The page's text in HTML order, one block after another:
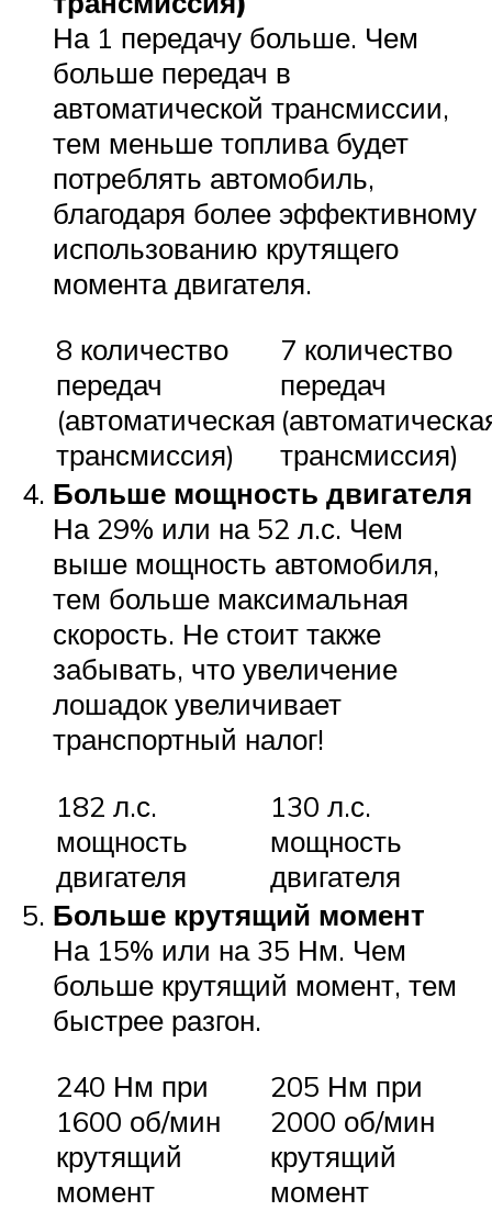
На 1 передачу больше. Чем
больше передач в
автоматической трансмиссии,
тем меньше топлива будет
потреблять автомобиль,
благодаря более эффективному
использованию крутящего
момента двигателя.
8 количество
передач
(автоматическая
трансмиссия)
7 количество
передач
трансмиссия)
Больше мощность двигателя
На 29% или на 52 л.с. Чем
выше мощность автомобиля,
тем больше максимальная
скорость. Не стоит также
забывать, что увеличение
лошадок увеличивает
транспортный налог!
182 л.с.
мощность
двигателя
130 л.с.
мощность
двигателя
Больше крутящий момент
На 15% или на 35 Нм. Чем
больше крутящий момент, тем
быстрее разгон.
240 Нм при
1600 об/мин
крутящий
момент
205 Нм при
2000 об/мин
крутящий
момент